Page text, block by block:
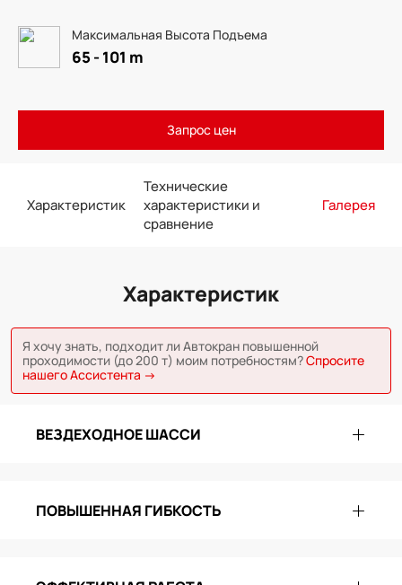
Максимальная Высота Подъема
65 - 101 m
Запрос цен
Характеристик
Технические
характеристики и
сравнение
Галерея
Характеристик
Я хочу знать, подходит ли Автокран повышенной
проходимости (до 200 т) моим потребностям?Спросите
нашего Ассистента →
ВЕЗДЕХОДНОЕ ШАССИ
ПОВЫШЕННАЯ ГИБКОСТЬ